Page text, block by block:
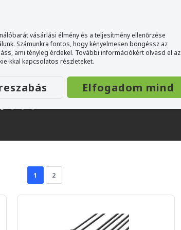
1 2
vásárlási élmény és a teljesítmény ellenőrzése
Számunkra fontos, hogy kényelmesen böngéssz az
ami tényleg érdekel. További információkért olvasd el az
kkal kapcsolatos részleteket.
Elfogadom mind